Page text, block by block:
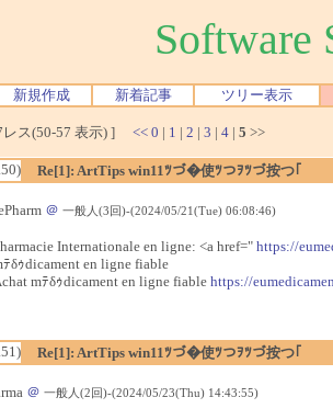
Software
新規作成 新着記事 ツリー表示
レス(50-57 表示) ] << 0 | 1 | 2 | 3 | 4 | 5 >>
Re[1]: ArtTips win11ﾂづ�使ﾂつｦﾂづ按つ｢
＠ 一般人(3回)-(2024/05/21(Tue) 06:08:46)
Internationale en ligne: <a href=" https://
ﾃδｩdicament en ligne fiable
mﾃδｩdicament en ligne fiable https://
Re[1]: ArtTips win11ﾂづ�使ﾂつｦﾂづ按つ｢
＠ 一般人(2回)-(2024/05/23(Thu) 14:43:55)